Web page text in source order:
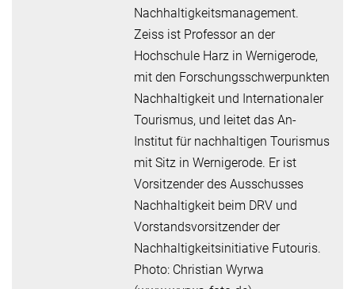
Nachhaltigkeitsmanagement.
Zeiss ist Professor an der
Hochschule Harz in Wernigerode,
mit den Forschungsschwerpunkten
Nachhaltigkeit und Internationaler
Tourismus, und leitet das An-
Institut für nachhaltigen Tourismus
mit Sitz in Wernigerode. Er ist
Vorsitzender des Ausschusses
Nachhaltigkeit beim DRV und
Vorstandsvorsitzender der
Nachhaltigkeitsinitiative Futouris.
Photo: Christian Wyrwa